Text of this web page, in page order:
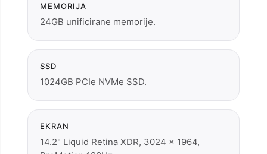
MEMORIJA
24GB unificirane memorije.
SSD
1024GB PCIe NVMe SSD.
EKRAN
14.2" Liquid Retina XDR, 3024 × 1964,